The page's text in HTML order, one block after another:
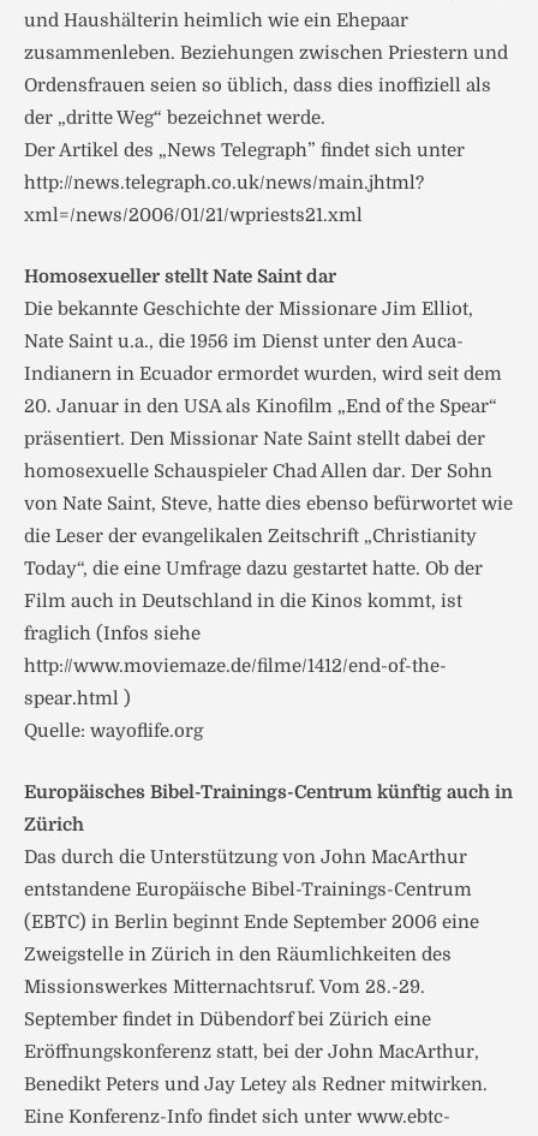
und Haushälterin heimlich wie ein Ehepaar
zusammenleben. Beziehungen zwischen Priestern und
Ordensfrauen seien so üblich, dass dies inoffiziell als
der „dritte Weg“ bezeichnet werde.
Der Artikel des „News Telegraph” findet sich unter
http://news.telegraph.co.uk/news/main.jhtml?
xml=/news/2006/01/21/wpriests21.xml
Homosexueller stellt Nate Saint dar
Die bekannte Geschichte der Missionare Jim Elliot,
Nate Saint u.a., die 1956 im Dienst unter den Auca-
Indianern in Ecuador ermordet wurden, wird seit dem
20. Januar in den USA als Kinofilm „End of the Spear“
präsentiert. Den Missionar Nate Saint stellt dabei der
homosexuelle Schauspieler Chad Allen dar. Der Sohn
von Nate Saint, Steve, hatte dies ebenso befürwortet wie
die Leser der evangelikalen Zeitschrift „Christianity
Today“, die eine Umfrage dazu gestartet hatte. Ob der
Film auch in Deutschland in die Kinos kommt, ist
fraglich (Infos siehe
http://www.moviemaze.de/filme/1412/end-of-the-
spear.html )
Quelle: wayoflife.org
Europäisches Bibel-Trainings-Centrum künftig auch in
Zürich
Das durch die Unterstützung von John MacArthur
entstandene Europäische Bibel-Trainings-Centrum
(EBTC) in Berlin beginnt Ende September 2006 eine
Zweigstelle in Zürich in den Räumlichkeiten des
Missionswerkes Mitternachtsruf. Vom 28.-29.
September findet in Dübendorf bei Zürich eine
Eröffnungskonferenz statt, bei der John MacArthur,
Benedikt Peters und Jay Letey als Redner mitwirken.
Eine Konferenz-Info findet sich unter www.ebtc-